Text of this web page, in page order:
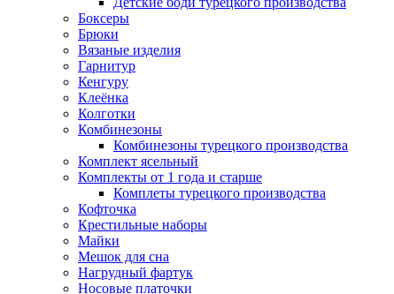
Боксеры
Брюки
Вязаные изделия
Гарнитур
Кенгуру
Клеёнка
Колготки
Комбинезоны
Комбинезоны турецкого производства
Комплект ясельный
Комплекты от 1 года и старше
Комплеты турецкого производства
Кофточка
Крестильные наборы
Майки
Мешок для сна
Нагрудный фартук
Носовые платочки